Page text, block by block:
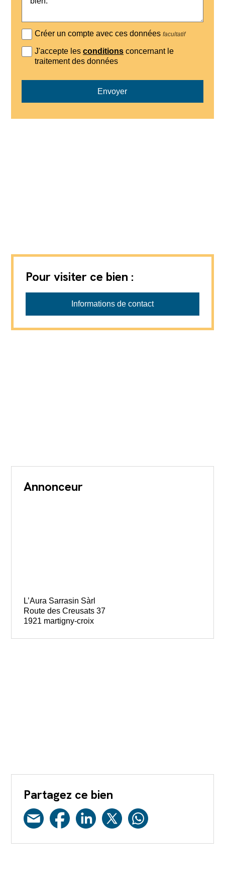
Créer un compte avec ces donnéesfacultatif
J'accepte lesconditions concernant le
traitement des données
Envoyer
Pour visiter ce bien :
Informations de contact
Annonceur
L’Aura Sarrasin Sàrl
Route des Creusats 37
1921 martigny-croix
Partagez ce bien